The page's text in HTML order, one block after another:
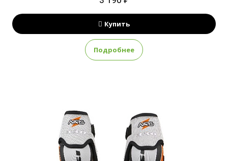
Купить
Подробнее